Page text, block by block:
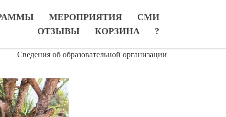
МЕРОПРИЯТИЯ
СМИ
ОТЗЫВЫ
КОРЗИНА ?
Сведения об образовательной организации